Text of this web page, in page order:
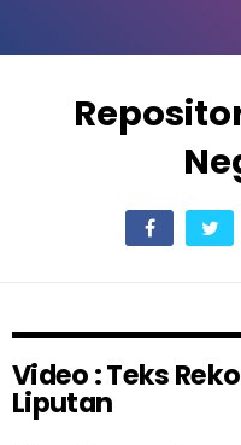
Video : Teks
Liputan